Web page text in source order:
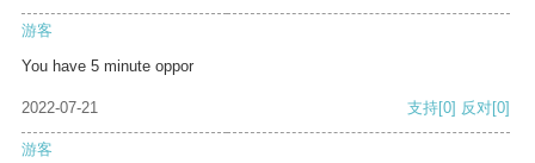
游客
You have 5 minute oppor
2022-07-21 支持[0] 反对[0]
游客